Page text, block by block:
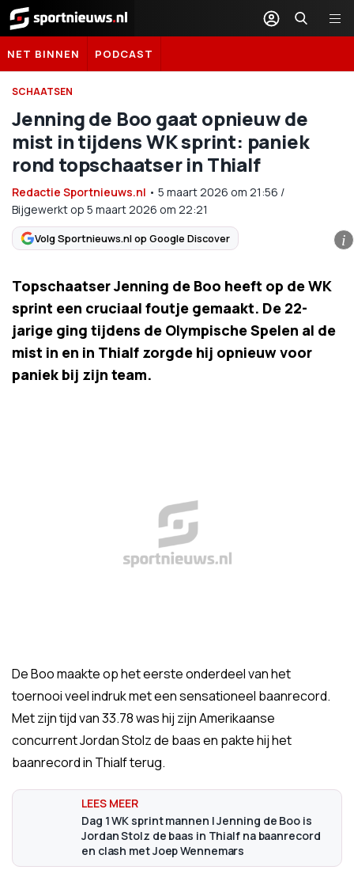
Sportnieuws.nl
NET BINNEN PODCAST
SCHAATSEN
Jenning de Boo gaat opnieuw de
mist in tijdens WK sprint: paniek
rond topschaatser in Thialf
Redactie Sportnieuws.nl • 5 maart 2026 om 21:56 /
Bijgewerkt op 5 maart 2026 om 22:21
Volg Sportnieuws.nl op Google Discover i
Topschaatser Jenning de Boo heeft op de WK
sprint een cruciaal foutje gemaakt. De 22-
jarige ging tijdens de Olympische Spelen al de
mist in en in Thialf zorgde hij opnieuw voor
paniek bij zijn team.
De Boo maakte op het eerste onderdeel van het
toernooi veel indruk met een sensationeel baanrecord.
Met zijn tijd van 33.78 was hij zijn Amerikaanse
concurrent Jordan Stolz de baas en pakte hij het
baanrecord in Thialf terug.
Dag 1 WK sprint mannen | Jenning de Boo is
Jordan Stolz de baas in Thialf na baanrecord
en clash met Joep Wennemars